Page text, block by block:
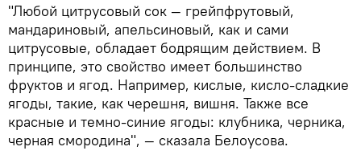
"Любой цитрусовый сок — грейпфрутовый,
мандариновый, апельсиновый, как и сами
цитрусовые, обладает бодрящим действием. В
принципе, это свойство имеет большинство
фруктов и ягод. Например, кислые, кисло-сладкие
ягоды, такие, как черешня, вишня. Также все
красные и темно-синие ягоды: клубника, черника,
черная смородина", — сказала Белоусова.